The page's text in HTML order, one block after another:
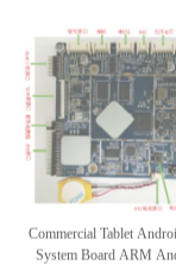
Commercial Tablet
System Board ARM